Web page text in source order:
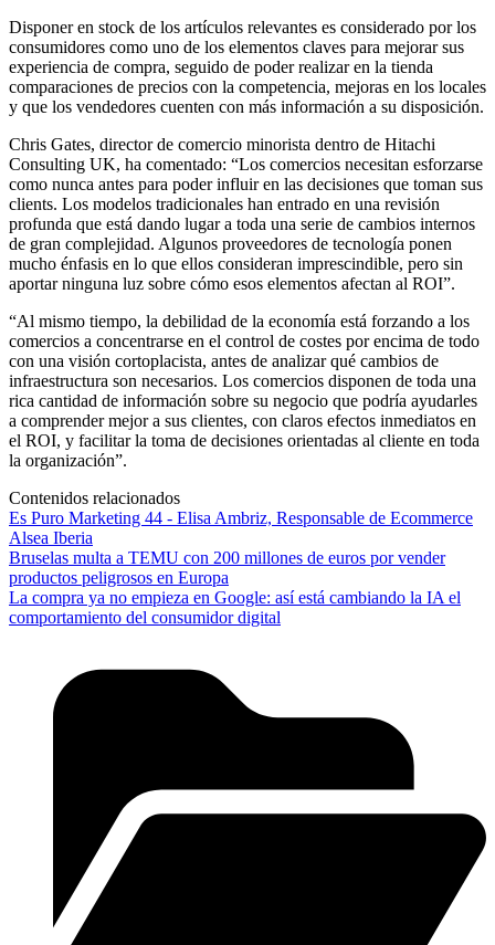
Disponer en stock de los artículos relevantes es considerado por los
consumidores como uno de los elementos claves para mejorar sus
experiencia de compra, seguido de poder realizar en la tienda
comparaciones de precios con la competencia, mejoras en los locales
y que los vendedores cuenten con más información a su disposición.
Chris Gates, director de comercio minorista dentro de Hitachi
Consulting UK, ha comentado: “Los comercios necesitan esforzarse
como nunca antes para poder influir en las decisiones que toman sus
clients. Los modelos tradicionales han entrado en una revisión
profunda que está dando lugar a toda una serie de cambios internos
de gran complejidad. Algunos proveedores de tecnología ponen
mucho énfasis en lo que ellos consideran imprescindible, pero sin
aportar ninguna luz sobre cómo esos elementos afectan al ROI”.
“Al mismo tiempo, la debilidad de la economía está forzando a los
comercios a concentrarse en el control de costes por encima de todo
con una visión cortoplacista, antes de analizar qué cambios de
infraestructura son necesarios. Los comercios disponen de toda una
rica cantidad de información sobre su negocio que podría ayudarles
a comprender mejor a sus clientes, con claros efectos inmediatos en
el ROI, y facilitar la toma de decisiones orientadas al cliente en toda
la organización”.
Contenidos relacionados
Es Puro Marketing 44 - Elisa Ambriz, Responsable de Ecommerce
Alsea Iberia
Bruselas multa a TEMU con 200 millones de euros por vender
productos peligrosos en Europa
La compra ya no empieza en Google: así está cambiando la IA el
comportamiento del consumidor digital